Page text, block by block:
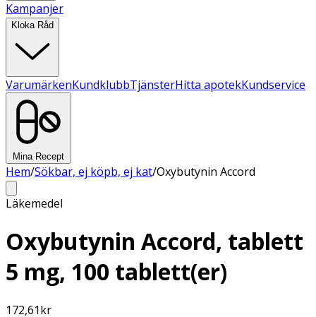
Kampanjer
Kloka Råd
VarumärkenKundklubbTjänsterHitta apotekKundservice
Mina Recept
Hem/Sökbar, ej köpb, ej kat/Oxybutynin Accord
Läkemedel
Oxybutynin Accord, tablett
5 mg, 100 tablett(er)
172,61kr